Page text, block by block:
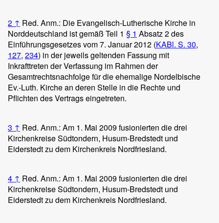
2 ↑ Red. Anm.: Die Evangelisch-Lutherische Kirche in
Norddeutschland ist gemäß Teil 1 § 1 Absatz 2 des
Einführungsgesetzes vom 7. Januar 2012 (KABl. S. 30,
127, 234) in der jeweils geltenden Fassung mit
Inkrafttreten der Verfassung im Rahmen der
Gesamtrechtsnachfolge für die ehemalige Nordelbische
Ev.-Luth. Kirche an deren Stelle in die Rechte und
Pflichten des Vertrags eingetreten.
3 ↑ Red. Anm.: Am 1. Mai 2009 fusionierten die drei
Kirchenkreise Südtondern, Husum-Bredstedt und
Eiderstedt zu dem Kirchenkreis Nordfriesland.
4 ↑ Red. Anm.: Am 1. Mai 2009 fusionierten die drei
Kirchenkreise Südtondern, Husum-Bredstedt und
Eiderstedt zu dem Kirchenkreis Nordfriesland.